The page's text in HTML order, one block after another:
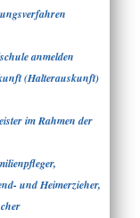
anmelden
(Halterauskunft)
im Rahmen der
und Heimerzieher,